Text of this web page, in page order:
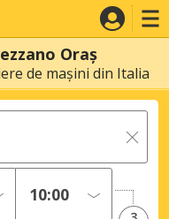
Oraș
de mașini din Italia